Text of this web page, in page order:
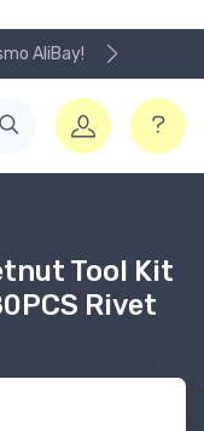
AliBay!
Tool Kit
Rivet